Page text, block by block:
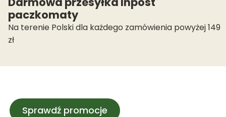
paczkomaty
Na terenie Polski dla każdego zamówienia powyżej 149
zł
Sprawdź promocje